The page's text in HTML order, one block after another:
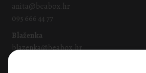
anita@beabox.hr
095 666 44 77
Blaženka
blazenka@beabox.hr